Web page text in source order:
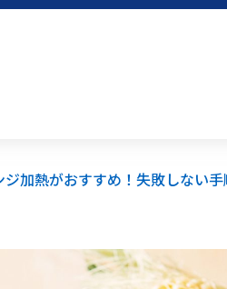
ジ加熱がおすすめ！失敗しない